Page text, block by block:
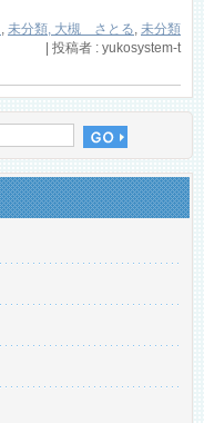
未分類, 大槻 さとる 未分類
| 投稿者 : yukosystem-t